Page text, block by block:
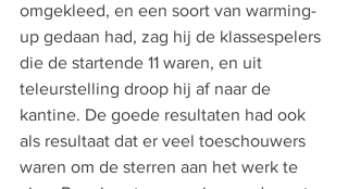
omgekleed, en een soort van warming-
up gedaan had, zag hij de klassespelers
die de startende 11 waren, en uit
teleurstelling droop hij af naar de
kantine. De goede resultaten had ook
als resultaat dat er veel toeschouwers
waren om de sterren aan het werk te